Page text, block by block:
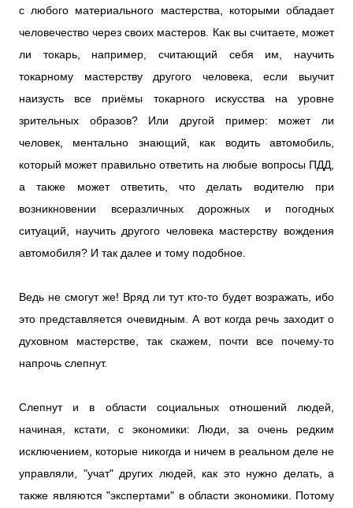
с любого материального мастерства, которыми обладает
человечество через своих мастеров. Как вы считаете, может
ли токарь, например, считающий себя им, научить
токарному мастерству другого человека, если выучит
наизусть все приёмы токарного искусства на уровне
зрительных образов? Или другой пример: может ли
человек, ментально знающий, как водить автомобиль,
который может правильно ответить на любые вопросы ПДД,
а также может ответить, что делать водителю при
возникновении всеразличных дорожных и погодных
ситуаций, научить другого человека мастерству вождения
автомобиля? И так далее и тому подобное.
Ведь не смогут же! Вряд ли тут кто-то будет возражать, ибо
это представляется очевидным. А вот когда речь заходит о
духовном мастерстве, так скажем, почти все почему-то
напрочь слепнут.
Слепнут и в области социальных отношений людей,
начиная, кстати, с экономики: Люди, за очень редким
исключением, которые никогда и ничем в реальном деле не
управляли, "учат" других людей, как это нужно делать, а
также являются "экспертами" в области экономики. Потому